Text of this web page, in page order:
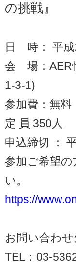
の挑戦』
日 時： 平成
会 場：AER
1-3-1)
参加費：無料
定 員 350人
申込締切 ：
参加ご希望
い。
https://
お問い合わ
TEL：03-